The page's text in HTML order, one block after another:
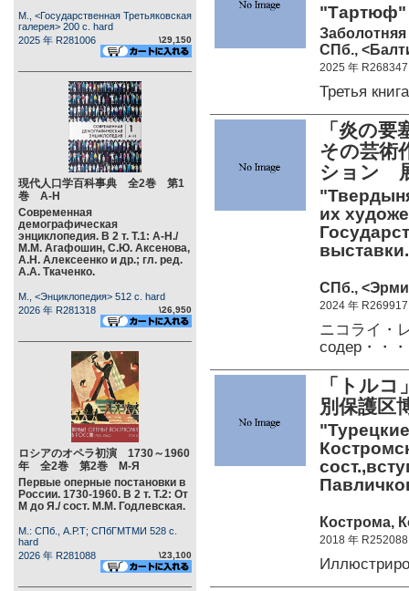
М., <Государственная Третьяковская
галерея> 200 c. hard
2025 年 R281006
\29,150
現代人口学百科事典 全2巻 第1
巻 А-Н
Современная
демографическая
энциклопедия. В 2 т. Т.1: А-Н./
М.М. Агафошин, С.Ю. Аксенова,
А.Н. Алексеенко и др.; гл. ред.
А.А. Ткаченко.
М., <Энциклопедия> 512 c. hard
2026 年 R281318
\26,950
ロシアのオペラ初演 1730～1960
年 全2巻 第2巻 М-Я
Первые оперные постановки в
России. 1730-1960. В 2 т. Т.2: От
М до Я./ сост. М.М. Годлевская.
М.: СПб., А.Р.Т; СПбГМТМИ 528 c.
hard
2026 年 R281088
\23,100
"Тартюф"
СПб.,
2025 年 R268347
Третья
「炎の
その芸術
ション
их
СПб.,
2024 年 R269917
ニコライ・
содер・・・
「トル
別保護区
Кострома,
2018 年 R252088